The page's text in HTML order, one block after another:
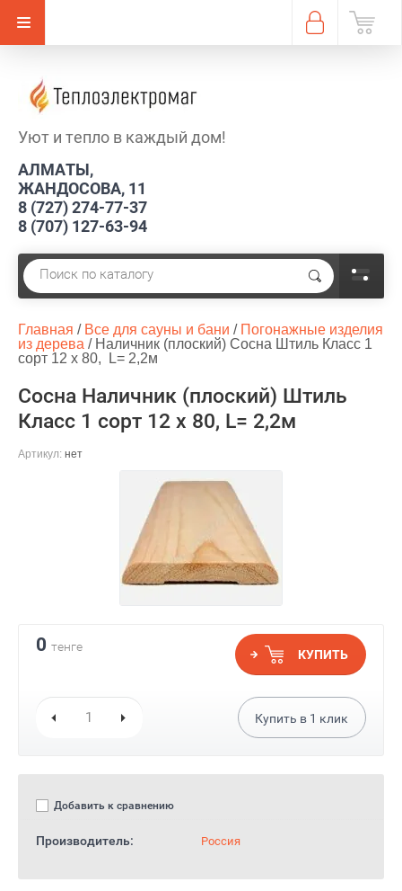
Уют и тепло в каждый дом!
АЛМАТЫ,
ЖАНДОСОВА, 11
8 (727) 274-77-37
8 (707) 127-63-94
Главная / Все для сауны и бани / Погонажные изделия
из дерева / Наличник (плоский) Сосна Штиль Класс 1
сорт 12 х 80,  L= 2,2м
Сосна Наличник (плоский) Штиль
Класс 1 сорт 12 х 80, L= 2,2м
Артикул: нет
0 тенге
КУПИТЬ
Купить в 1 клик
Добавить к сравнению
Производитель: Россия